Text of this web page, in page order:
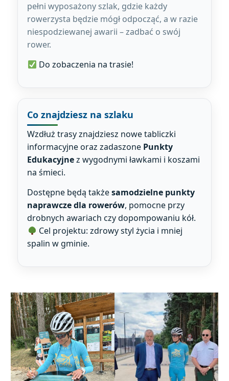
pełni wyposażony szlak, gdzie każdy
rowerzysta będzie mógł odpocząć, a w razie
niespodziewanej awarii – zadbać o swój
rower.
Do zobaczenia na trasie!
Co znajdziesz na szlaku
Wzdłuż trasy znajdziesz nowe tabliczki
informacyjne oraz zadaszone Punkty
Edukacyjnez wygodnymi ławkami i koszami
na śmieci.
Dostępne będą takżesamodzielne punkty
naprawcze dla rowerów, pomocne przy
drobnych awariach czy dopompowaniu kół.
Cel projektu: zdrowy styl życia i mniej
spalin w gminie.